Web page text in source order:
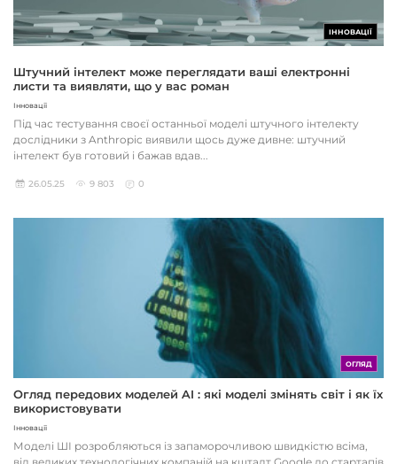
ІННОВАЦІЇ
Штучний інтелект може переглядати ваші електронні
листи та виявляти, що у вас роман
Інновації
Під час тестування своєї останньої моделі штучного інтелекту
дослідники з Anthropic виявили щось дуже дивне: штучний
інтелект був готовий і бажав вдав...
26.05.25 9 803 0
ОГЛЯД
Огляд передових моделей AI : які моделі змінять світ і як їх
використовувати
Інновації
Моделі ШІ розробляються із запаморочливою швидкістю всіма,